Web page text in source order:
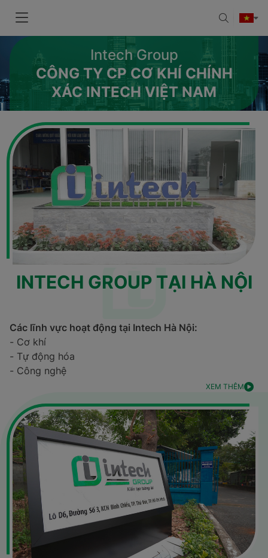
Intech Group
CÔNG TY CP CƠ KHÍ CHÍNH
XÁC INTECH VIỆT NAM
INTECH GROUP TẠI HÀ NỘI
Các lĩnh vực hoạt động tại Intech Hà Nội:
- Cơ khí
- Tự động hóa
- Công nghệ
XEM THÊM